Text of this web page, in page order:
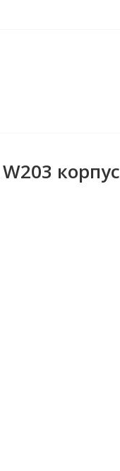
корпус